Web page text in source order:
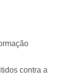
contra a